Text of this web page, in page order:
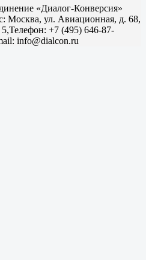
«Диалог-Конверсия»
Москва, ул. Авиационная, д. 68,
Телефон: +7 (495) 646-87-
info@dialcon.ru